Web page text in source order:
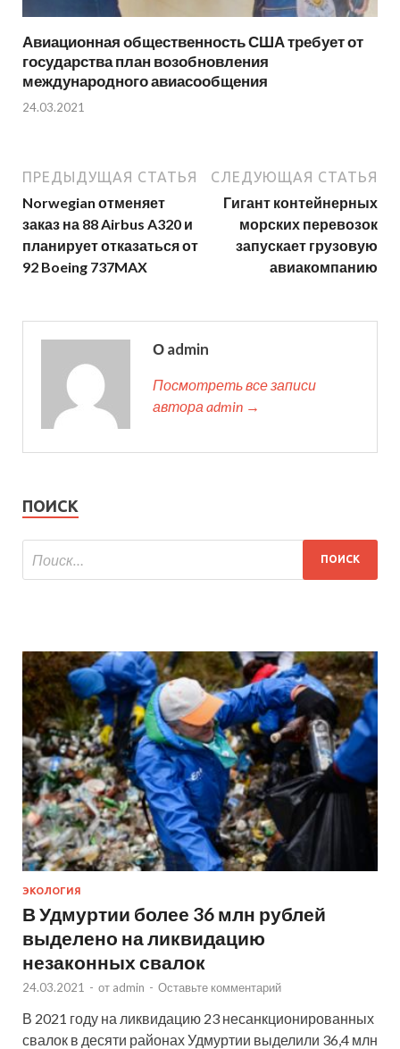
Авиационная общественность США требует от
государства план возобновления
международного авиасообщения
24.03.2021
ПРЕДЫДУЩАЯ СТАТЬЯ
Norwegian отменяет
заказ на 88 Airbus A320 и
планирует отказаться от
92 Boeing 737MAX
СЛЕДУЮЩАЯ СТАТЬЯ
Гигант контейнерных
морских перевозок
запускает грузовую
авиакомпанию
О admin
Посмотреть все записи
автора admin →
ПОИСК
ЭКОЛОГИЯ
В Удмуртии более 36 млн рублей
выделено на ликвидацию
незаконных свалок
24.03.2021 - от admin - Оставьте комментарий
В 2021 году на ликвидацию 23 несанкционированных
свалок в десяти районах Удмуртии выделили 36,4 млн